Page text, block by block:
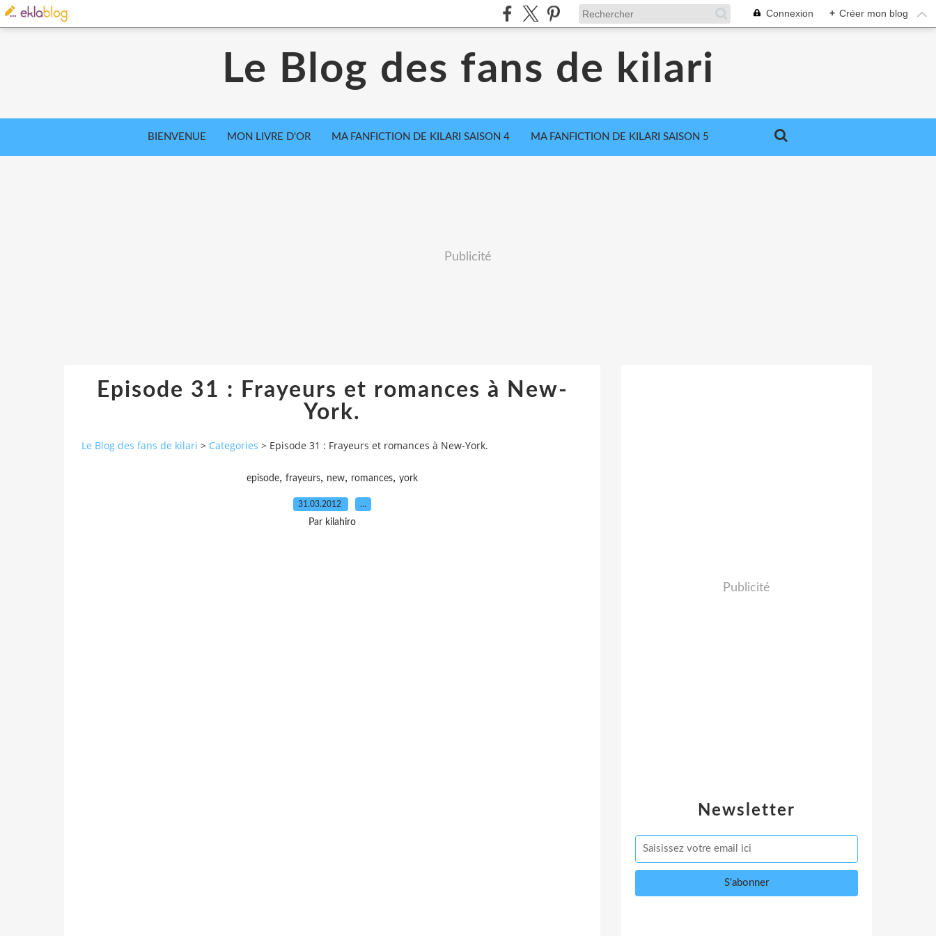
Connexion + Créer mon blog
Le Blog des fans de kilari
BIENVENUE MON LIVRE D'OR MA FANFICTION DE KILARI SAISON 4 MA FANFICTION DE KILARI SAISON 5
Publicité
Episode 31 : Frayeurs et romances à New-
York.
Le Blog des fans de kilari > Categories > Episode 31 : Frayeurs et romances à New-York.
episode, frayeurs, new, romances, york
31.03.2012 …
Par kilahiro
Newsletter
Publicité